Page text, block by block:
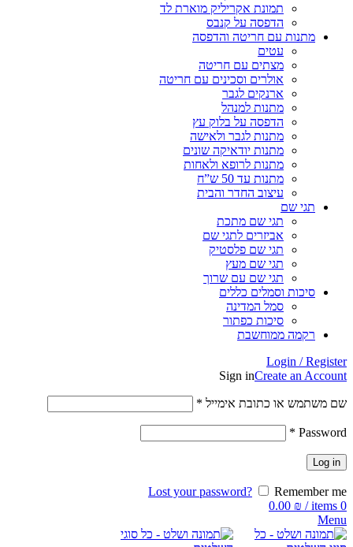
תמונת אקריליק מוארת לד
הדפסה על קנבס
מתנות עם חריטה והדפסה
עטים
מצתים עם חריטה
אולרים וסכינים עם חריטה
ארנקים לגבר
מתנות למנהל
הדפסה על בלוק עץ
מתנות לגבר ולאישה
מתנות יודאיקה שונים
מתנות לרופא ולאחות
מתנות עד 50 ש”ח
עיצוב החדר והבית
תגי שם
תגי שם מתכת
אביזרים לתגי שם
תגי שם פלסטיק
תגי שם מעץ
תגי שם עם שרוך
סיכות וסמלים כללים
סמל המדינה
סיכות כפתור
רקמה ממוחשבת
Login / Register
Sign inCreate an Account
שם משתמש או כתובת אימייל *
Password
*
Log in
Lost your password?
Remember me
0
items
/
0.00 ₪
Menu